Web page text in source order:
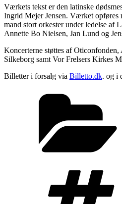
Værkets tekst er den latinske
Ingrid Mejer Jensen. Værket opføres
mand stort orkester under ledelse af
Annette Bo Nielsen, Jan Lund og
Koncerterne støttes af
Silkeborg samt Vor Frelsers Kirkes
Billetter i forsalg via Billetto.dk. og i